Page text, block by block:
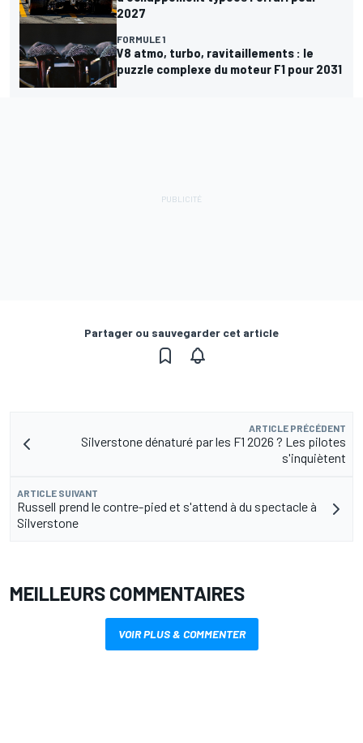
2027
FORMULE 1
V8 atmo, turbo, ravitaillements : le
puzzle complexe du moteur F1 pour 2031
Partager ou sauvegarder cet article
ARTICLE PRÉCÉDENT
Silverstone dénaturé par les F1 2026 ? Les pilotes
s'inquiètent
ARTICLE SUIVANT
Russell prend le contre-pied et s'attend à du spectacle à
Silverstone
MEILLEURS COMMENTAIRES
VOIR PLUS & COMMENTER